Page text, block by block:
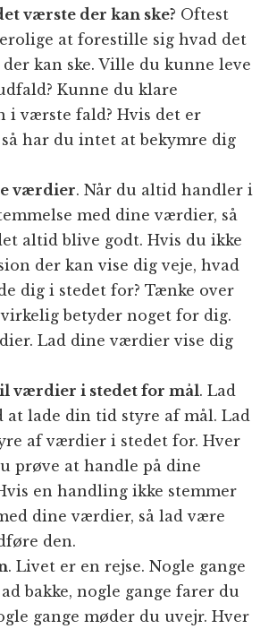
værste der kan ske? Oftest
at forestille sig hvad det
kan ske. Ville du kunne leve
Kunne du klare
i værste fald? Hvis det er
har du intet at bekymre dig
værdier. Når du altid handler i
med dine værdier, så
altid blive godt. Hvis du ikke
der kan vise dig veje, hvad
dig i stedet for? Tænke over
betyder noget for dig.
Lad dine værdier vise dig
værdier i stedet for mål. Lad
at lade din tid styre af mål. Lad
af værdier i stedet for. Hver
prøve at handle på dine
en handling ikke stemmer
dine værdier, så lad være
den.
. Livet er en rejse. Nogle gange
bakke, nogle gange farer du
gange møder du uvejr. Hver